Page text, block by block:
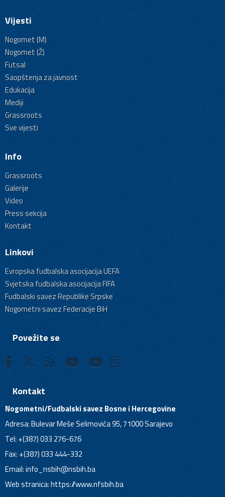
Vijesti
Nogomet (M)
Nogomet (Ž)
Futsal
Saopštenja za javnost
Edukacija
Mediji
Grassroots
Sve vijesti
Info
Grassroots
Galerije
Video
Press sekcija
Kontakt
Linkovi
Evropska fudbalska asocijacija UEFA
Svjetska fudbalska asocijacija FIFA
Fudbalski savez Republike Srpske
Nogometni savez Federacije BiH
Povežite se
Kontakt
Nogometni/Fudbalski savez Bosne i Hercegovine
Adresa: Bulevar Meše Selimovića 95, 71000 Sarajevo
Tel: +(387) 033 276-676
Fax: +(387) 033 444-332
Email:info_nsbih@nsbih.ba
Web stranica: https://www.nfsbih.ba